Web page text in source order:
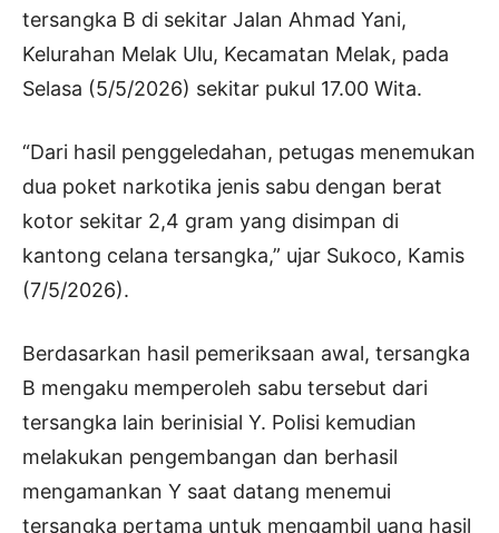
tersangka B di sekitar Jalan Ahmad Yani,
Kelurahan Melak Ulu, Kecamatan Melak, pada
Selasa (5/5/2026) sekitar pukul 17.00 Wita.
“Dari hasil penggeledahan, petugas menemukan
dua poket narkotika jenis sabu dengan berat
kotor sekitar 2,4 gram yang disimpan di
kantong celana tersangka,” ujar Sukoco, Kamis
(7/5/2026).
Berdasarkan hasil pemeriksaan awal, tersangka
B mengaku memperoleh sabu tersebut dari
tersangka lain berinisial Y. Polisi kemudian
melakukan pengembangan dan berhasil
mengamankan Y saat datang menemui
tersangka pertama untuk mengambil uang hasil